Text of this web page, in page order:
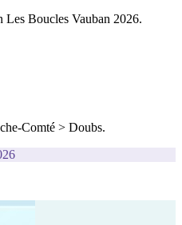
Les Boucles Vauban 2026.
Comté > Doubs.